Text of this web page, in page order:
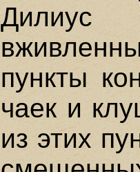
Дилиус
пункты
чаек и
из этих